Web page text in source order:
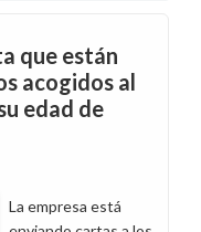
que están
acogidos al
edad de
La empresa está